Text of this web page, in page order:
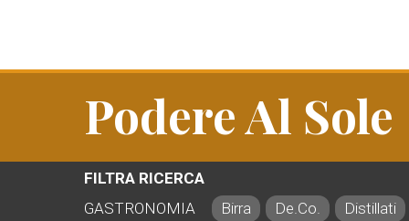
Podere Al Sole
FILTRA RICERCA
GASTRONOMIA
Birra De.Co.
Distillati